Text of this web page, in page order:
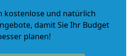
kostenlose und natürlich
, damit Sie Ihr Budget
planen!